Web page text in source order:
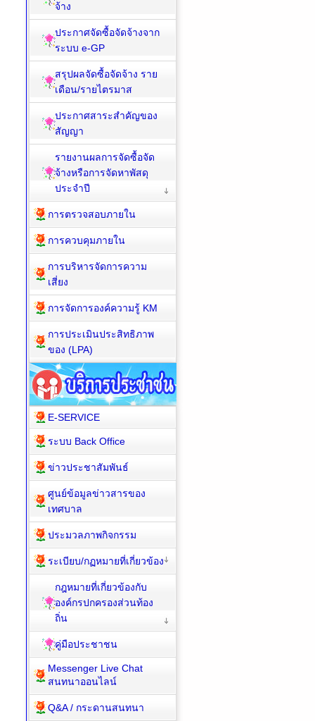
จ้าง
ประกาศจัดซื้อจัดจ้างจาก
ระบบ e-GP
สรุปผลจัดซื้อจัดจ้าง ราย
เดือน/รายไตรมาส
ประกาศสาระสำคัญของ
สัญญา
รายงานผลการจัดซื้อจัด
จ้างหรือการจัดหาพัสดุ
ประจำปี
การตรวจสอบภายใน
การควบคุมภายใน
การบริหารจัดการความ
เสี่ยง
การจัดการองค์ความรู้ KM
การประเมินประสิทธิภาพ
ของ (LPA)
E-SERVICE
ระบบ Back Office
ข่าวประชาสัมพันธ์
ศูนย์ข้อมูลข่าวสารของ
เทศบาล
ประมวลภาพกิจกรรม
ระเบียบ/กฏหมายที่เกี่ยวข้อง
กฎหมายที่เกี่ยวข้องกับ
องค์กรปกครองส่วนท้อง
ถิ่น
คู่มือประชาชน
Messenger Live Chat
สนทนาออนไลน์
Q&A / กระดานสนทนา